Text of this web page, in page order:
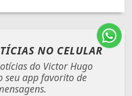
NO CELULAR
do Victor Hugo
seu app favorito de